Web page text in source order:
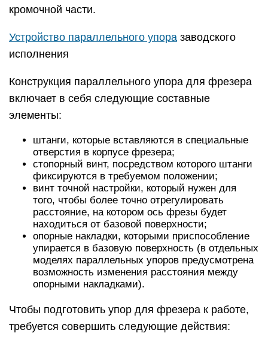
кромочной части.
Устройство параллельного упора заводского
исполнения
Конструкция параллельного упора для фрезера
включает в себя следующие составные
элементы:
штанги, которые вставляются в специальные
отверстия в корпусе фрезера;
стопорный винт, посредством которого штанги
фиксируются в требуемом положении;
винт точной настройки, который нужен для
того, чтобы более точно отрегулировать
расстояние, на котором ось фрезы будет
находиться от базовой поверхности;
опорные накладки, которыми приспособление
упирается в базовую поверхность (в отдельных
моделях параллельных упоров предусмотрена
возможность изменения расстояния между
опорными накладками).
Чтобы подготовить упор для фрезера к работе,
требуется совершить следующие действия: